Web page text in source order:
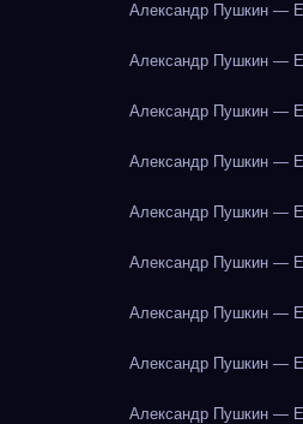
Александр Пушкин —
Александр Пушкин —
Александр Пушкин —
Александр Пушкин —
Александр Пушкин —
Александр Пушкин —
Александр Пушкин —
Александр Пушкин —
Александр Пушкин —